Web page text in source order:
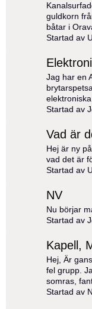
guldkorn
båtar i
Startad av
Jag har en
Startad av
Vad är
Hej är ny
vad det är
Startad av
NV
Nu börjar
Startad av
Kapell,
Hej, Är
fel grupp.
somras,
Startad av